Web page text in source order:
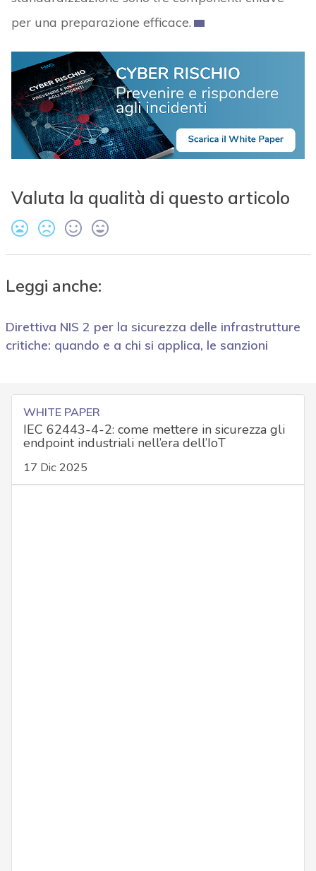
per una preparazione efficace.
Valuta la qualità di questo articolo
Leggi anche:
Direttiva NIS 2 per la sicurezza delle infrastrutture
critiche: quando e a chi si applica, le sanzioni
WHITE PAPER
IEC 62443-4-2: come mettere in sicurezza gli
endpoint industriali nell’era dell’IoT
17 Dic 2025